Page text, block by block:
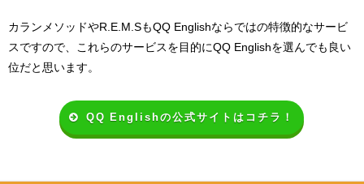
カランメソッドやR.E.M.SもQQ Englishならではの特徴的なサービ
スですので、これらのサービスを目的にQQ Englishを選んでも良い
位だと思います。
QQ Englishの公式サイトはコチラ！